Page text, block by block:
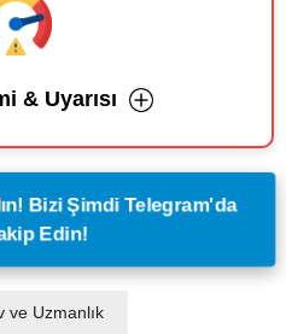
& Uyarısı
Bizi Şimdi Telegram'da
Edin!
ve Uzmanlık